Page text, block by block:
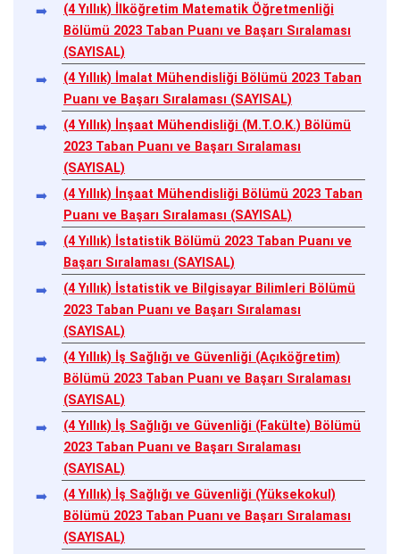
(4 Yıllık) İlköğretim Matematik Öğretmenliği
Bölümü 2023 Taban Puanı ve Başarı Sıralaması
(SAYISAL)
(4 Yıllık) İmalat Mühendisliği Bölümü 2023 Taban
Puanı ve Başarı Sıralaması (SAYISAL)
(4 Yıllık) İnşaat Mühendisliği (M.T.O.K.) Bölümü
2023 Taban Puanı ve Başarı Sıralaması
(SAYISAL)
(4 Yıllık) İnşaat Mühendisliği Bölümü 2023 Taban
Puanı ve Başarı Sıralaması (SAYISAL)
(4 Yıllık) İstatistik Bölümü 2023 Taban Puanı ve
Başarı Sıralaması (SAYISAL)
(4 Yıllık) İstatistik ve Bilgisayar Bilimleri Bölümü
2023 Taban Puanı ve Başarı Sıralaması
(SAYISAL)
(4 Yıllık) İş Sağlığı ve Güvenliği (Açıköğretim)
Bölümü 2023 Taban Puanı ve Başarı Sıralaması
(SAYISAL)
(4 Yıllık) İş Sağlığı ve Güvenliği (Fakülte) Bölümü
2023 Taban Puanı ve Başarı Sıralaması
(SAYISAL)
(4 Yıllık) İş Sağlığı ve Güvenliği (Yüksekokul)
Bölümü 2023 Taban Puanı ve Başarı Sıralaması
(SAYISAL)